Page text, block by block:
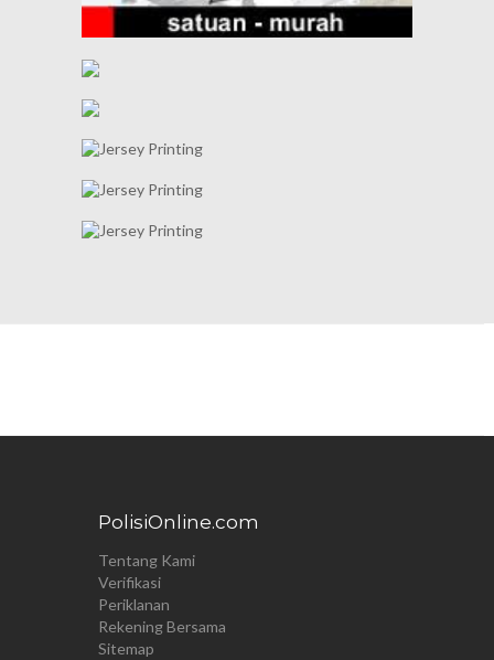
PolisiOnline.com
Tentang Kami
Verifikasi
Periklanan
Rekening Bersama
Sitemap